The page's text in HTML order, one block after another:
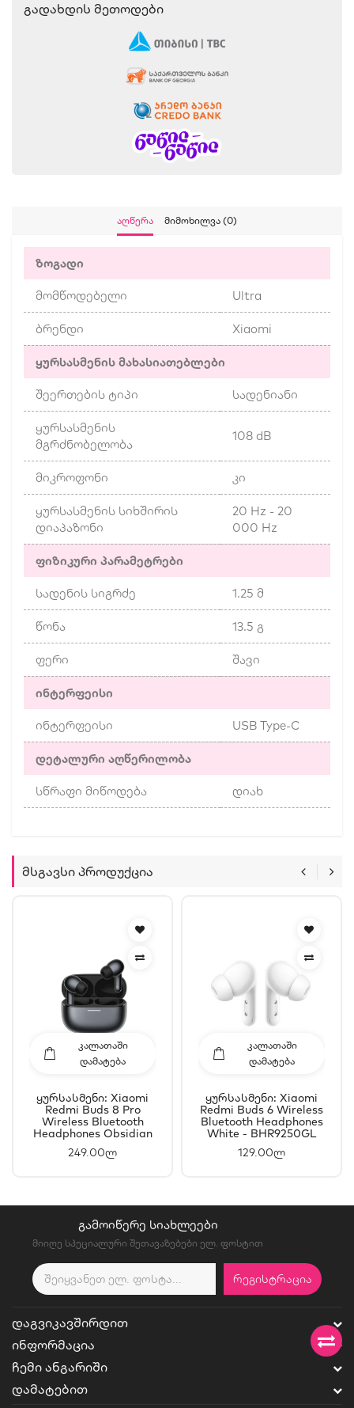
Გადახდის Მეთოდები
Აღწერა Მიმოხილვა (0)
ზოგადი
მომწოდებელი Ultra
ბრენდი Xiaomi
ყურსასმენის მახასიათებლები
შეერთების ტიპი სადენიანი
ყურსასმენის
მგრძნობელობა
108 dB
მიკროფონი კი
ყურსასმენის სიხშირის
დიაპაზონი
20 Hz - 20
000 Hz
ფიზიკური პარამეტრები
სადენის სიგრძე 1.25 მ
წონა 13.5 გ
ფერი შავი
ინტერფეისი
ინტერფეისი USB Type-C
დეტალური აღწერილობა
სწრაფი მიწოდება დიახ
Მსგავსი Პროდუქცია
ᲙᲐᲚᲐᲗᲐᲨᲘ
ᲓᲐᲛᲐᲢᲔᲑᲐ
Ყურსასმენი: Xiaomi
Redmi Buds 8 Pro
Wireless Bluetooth
Headphones Obsidian
249.00ლ
ᲙᲐᲚᲐᲗᲐᲨᲘ
ᲓᲐᲛᲐᲢᲔᲑᲐ
Ყურსასმენი: Xiaomi
Redmi Buds 6 Wireless
Bluetooth Headphones
White - BHR9250GL
129.00ლ
ᲒᲐᲛᲝᲘᲬᲔᲠᲔ ᲡᲘᲐᲮᲚᲔᲔᲑᲘ
მიიღე სპეციალური შეთავაზებები ელ. ფოსტით
ᲠᲔᲒᲘᲡᲢᲠᲐᲪᲘᲐ
ᲓᲐᲒᲕᲘᲙᲐᲕᲨᲘᲠᲓᲘᲗ
ᲘᲜᲤᲝᲠᲛᲐᲪᲘᲐ
ᲩᲔᲛᲘ ᲐᲜᲒᲐᲠᲘᲨᲘ
ᲓᲐᲛᲐᲢᲔᲑᲘᲗ